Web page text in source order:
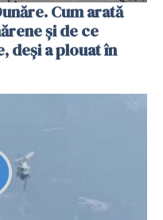
Cum arată
și de ce
deși a plouat în